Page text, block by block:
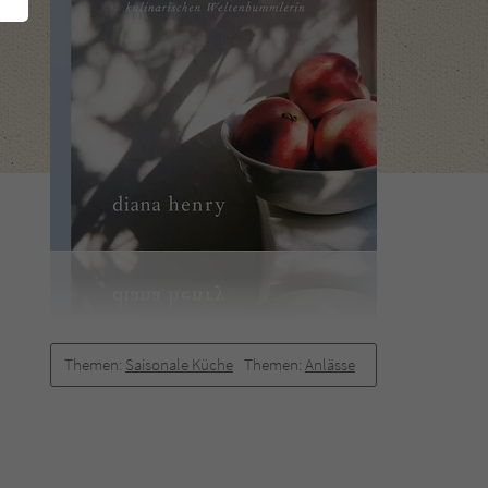
Themen: Saisonale Küche Themen: Anlässe